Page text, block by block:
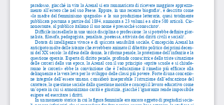
paradosso, giacché in vita la Arenal si era rammaricata di ricevere maggiore apprezza-
mento all’estero che nel suo Paese. Eppure, in una recente biografia3
, è descritta come
«la madre del femminismo spagnolo» e la sua produzione letteraria, quasi totalmente
pubblicata postuma a partire dal 1894, ammonta a 23 volumi e a oltre 500 articoli. Cio-
nonostante, al pubblico italiano il suo nome è pressoché sconosciuto4
Difficile incasellarla in una unica disciplina o professione: la si potrebbe definire gior-
nalista, filosofa, pedagogista, penalista, poetessa, attivista dei diritti civili e sociali5
Dotata di intelligenza vivace e di spiccata sensibilità sociale, Concepción Arenal ha
anticipato molte delle istanze che avrebbero animato il dibattito politico dei primi decen-
ni del XX secolo: la difesa della donna, la riforma penale, la protezione dell’infanzia e la
questione operaia. Esperta di diritto penale, profonda conoscitrice della triste situazione
delle carceri della sua epoca, la Arenal con il suo principio «aprite scuole e si chiude-
ranno le carceri» ebbe la convinzione che è l’educazione il rimedio più efficace alla
delinquenza e la vera leva per lo sviluppo delle classi più povere. Forte di una concezio-
ne integrale dell’essere umano, considerò inseparabile l’istruzione dall’educazione del
carattere, la questione sociale dalla questione morale e concepì il lavoro educativo come
un’opera in cui si armonizzano carità e giustizia, giacché l’ignoranza rende impossibile
esigere ed esercitare i diritti.
In un momento storico in cui la figura femminile era ancora oggetto di pregiudizi socia-